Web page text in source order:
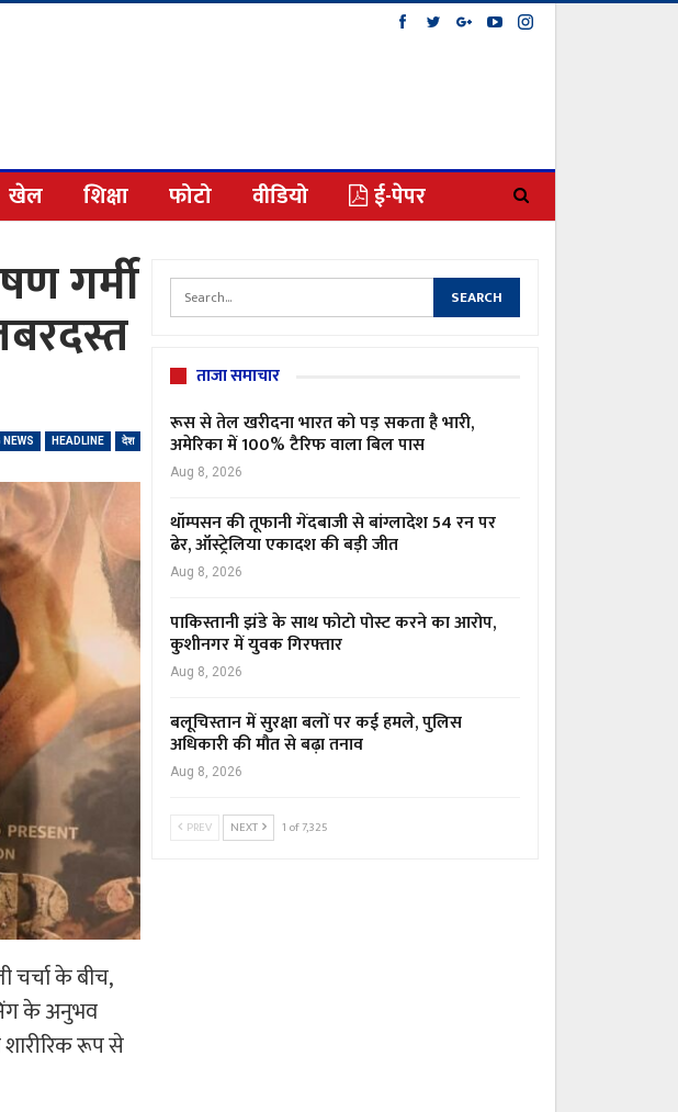
खेल शिक्षा फोटो वीडियो ई-पेपर
गर्मी
NEWS HEADLINE देश
चर्चा के बीच,
के अनुभव
रूप से
ताजा समाचार
रूस से तेल खरीदना भारत को पड़ सकता है भारी,
अमेरिका में 100% टैरिफ वाला बिल पास
Aug 8, 2026
थॉम्पसन की तूफानी गेंदबाजी से बांग्लादेश 54 रन पर
ढेर, ऑस्ट्रेलिया एकादश की बड़ी जीत
Aug 8, 2026
पाकिस्तानी झंडे के साथ फोटो पोस्ट करने का आरोप,
कुशीनगर में युवक गिरफ्तार
Aug 8, 2026
बलूचिस्तान में सुरक्षा बलों पर कई हमले, पुलिस
अधिकारी की मौत से बढ़ा तनाव
Aug 8, 2026
PREV NEXT 1 of 7,325